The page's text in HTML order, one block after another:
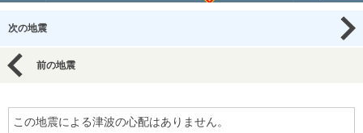
次の地震
前の地震
この地震による津波の心配はありません。